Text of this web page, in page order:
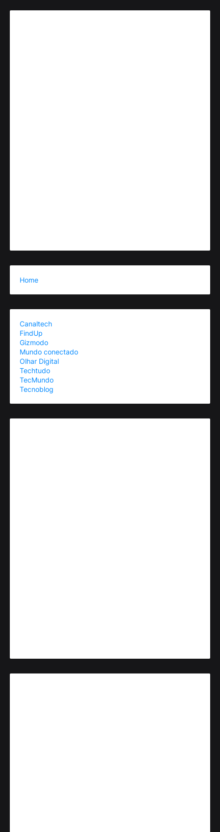
Home
Canaltech
FindUp
Gizmodo
Mundo conectado
Olhar Digital
Techtudo
TecMundo
Tecnoblog